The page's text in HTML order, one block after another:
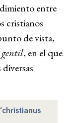
entre
cristianos
de vista,
, en el que